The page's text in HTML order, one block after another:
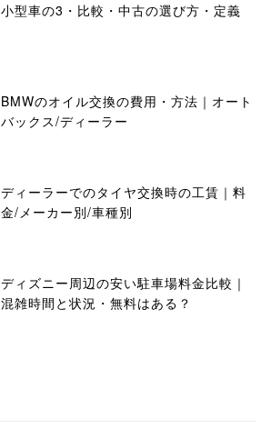
小型車の3・比較・中古の選び方・定義
BMWのオイル交換の費用・方法｜オート
バックス/ディーラー
ディーラーでのタイヤ交換時の工賃｜料
金/メーカー別/車種別
ディズニー周辺の安い駐車場料金比較｜
混雑時間と状況・無料はある？